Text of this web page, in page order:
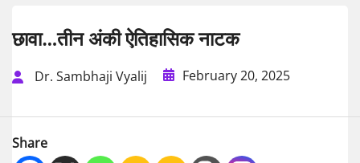
छावा…तीन अंकी ऐतिहासिक नाटक
Dr. Sambhaji Vyalij February 20, 2025
Share